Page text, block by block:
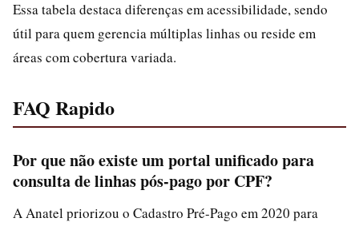
Essa tabela destaca diferenças em acessibilidade, sendo
útil para quem gerencia múltiplas linhas ou reside em
áreas com cobertura variada.
FAQ Rapido
Por que não existe um portal unificado para
consulta de linhas pós-pago por CPF?
A Anatel priorizou o Cadastro Pré-Pago em 2020 para